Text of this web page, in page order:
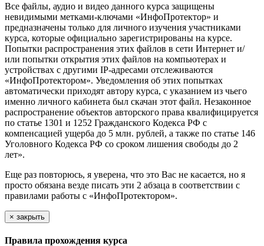
Все файлы, аудио и видео данного курса защищены
невидимыми метками-ключами «ИнфоПротектор» и
предназначены только для личного изучения участниками
курса, которые официально зарегистрированы на курсе.
Попытки распространения этих файлов в сети Интернет и/
или попытки открытия этих файлов на компьютерах и
устройствах с другими IP-адресами отслеживаются
«ИнфоПротектором». Уведомления об этих попытках
автоматически приходят автору курса, с указанием из чьего
именно личного кабинета был скачан этот файл. Незаконное
распространение объектов авторского права квалифицируется
по статье 1301 и 1252 Гражданского Кодекса РФ с
компенсацией ущерба до 5 млн. рублей, а также по статье 146
Уголовного Кодекса РФ со сроком лишения свободы до 2
лет».
Еще раз повторюсь, я уверена, что это Вас не касается, но я
просто обязана везде писать эти 2 абзаца в соответствии с
правилами работы с «ИнфоПротектором».
× закрыть
Правила прохождения курса